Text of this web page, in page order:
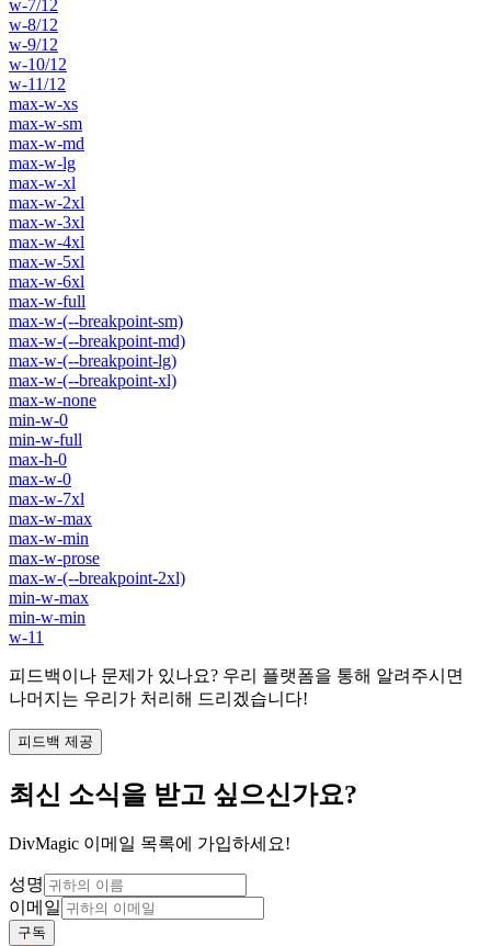
w-7/12
w-8/12
w-9/12
w-10/12
w-11/12
max-w-xs
max-w-sm
max-w-md
max-w-lg
max-w-xl
max-w-2xl
max-w-3xl
max-w-4xl
max-w-5xl
max-w-6xl
max-w-full
max-w-(--breakpoint-sm)
max-w-(--breakpoint-md)
max-w-(--breakpoint-lg)
max-w-(--breakpoint-xl)
max-w-none
min-w-0
min-w-full
max-h-0
max-w-0
max-w-7xl
max-w-max
max-w-min
max-w-prose
max-w-(--breakpoint-2xl)
min-w-max
min-w-min
w-11
피드백이나 문제가 있나요? 우리 플랫폼을 통해 알려주시면
나머지는 우리가 처리해 드리겠습니다!
피드백 제공
최신 소식을 받고 싶으신가요?
DivMagic 이메일 목록에 가입하세요!
성명
이메일
구독